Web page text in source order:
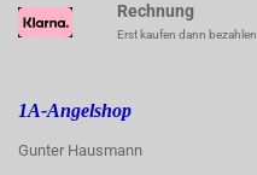
Rechnung
Erst kaufen dann bezahlen
1A-Angelshop
Gunter Hausmann